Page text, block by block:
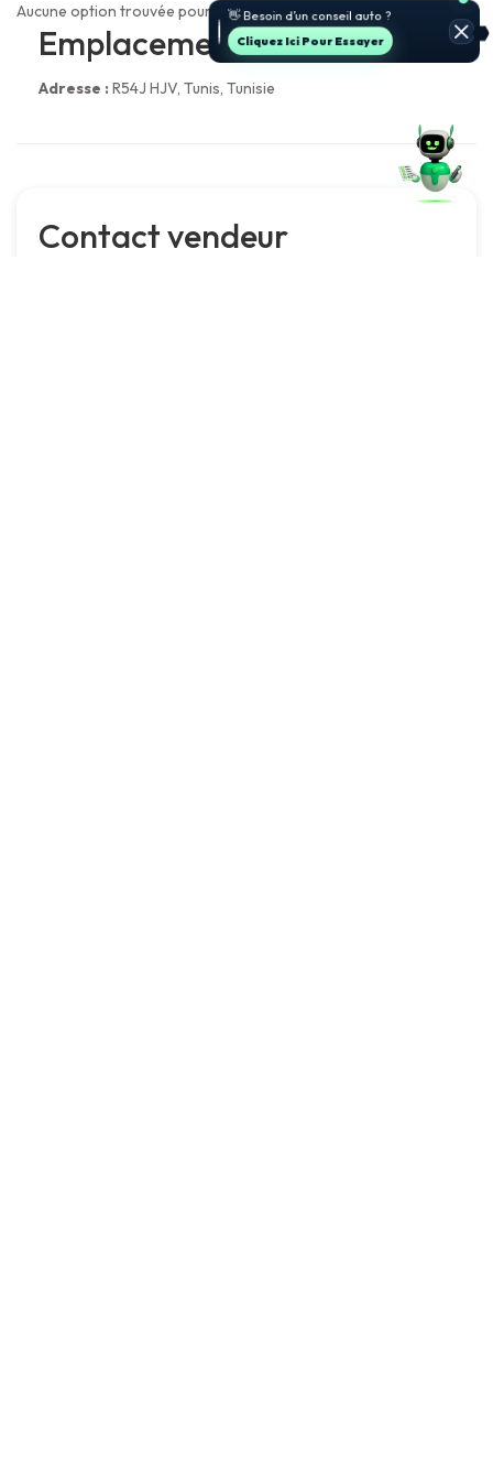
Aucune option trouvée pour cette annonce.
Emplacement
Adresse : R54J HJV, Tunis, Tunisie
Contact vendeur
👋 Besoin d’un conseil auto ?
Cliquez Ici Pour Essayer